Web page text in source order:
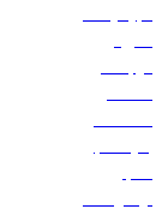
حجز الرحلات
العروض
الوجهات
الأمتعة
المساعدة
إدارة الحجز
الأخبار
تواصل معنا